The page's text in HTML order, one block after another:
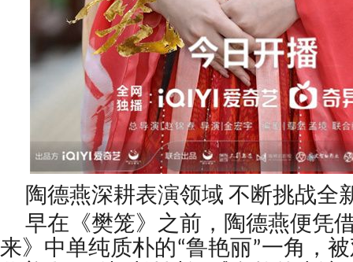
陶德燕深耕表演领域 不断挑战全
早在《樊笼》之前，陶德燕便凭
来》中单纯质朴的“鲁艳丽”一角，